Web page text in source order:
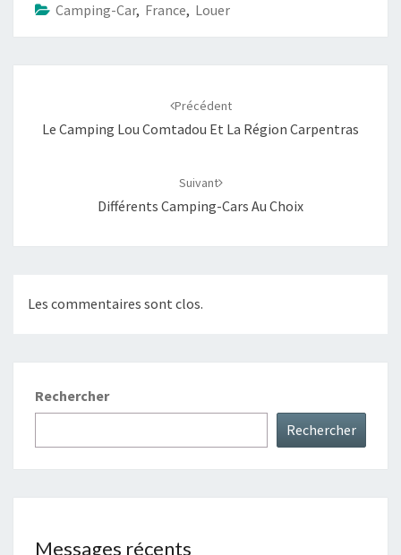
Camping-Car, France, Louer
Précédent
Le Camping Lou Comtadou Et La Région Carpentras
Suivant
Différents Camping-Cars Au Choix
Les commentaires sont clos.
Rechercher
Rechercher
Messages récents